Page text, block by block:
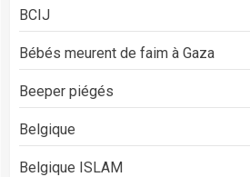
BCIJ
Bébés meurent de faim à Gaza
Beeper piégés
Belgique
Belgique ISLAM